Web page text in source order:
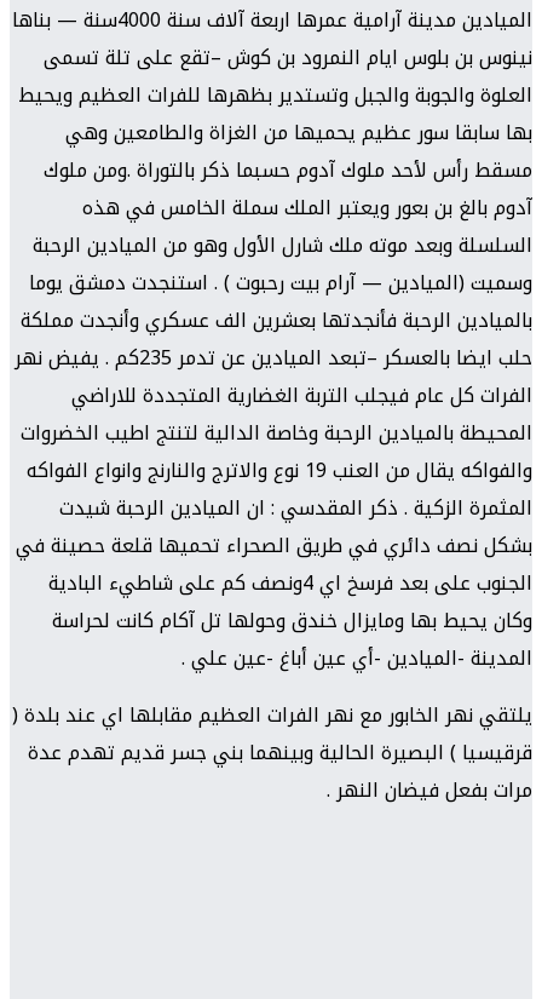
الميادين مدينة آرامية عمرها اربعة آلاف سنة 4000سنة — بناها
نينوس بن بلوس ايام النمرود بن كوش –تقع على تلة تسمى
العلوة والجوبة والجبل وتستدير بظهرها للفرات العظيم ويحيط
بها سابقا سور عظيم يحميها من الغزاة والطامعين وهي
مسقط رأس لأحد ملوك آدوم حسبما ذكر بالتوراة .ومن ملوك
آدوم بالغ بن بعور ويعتبر الملك سملة الخامس في هذه
السلسلة وبعد موته ملك شارل الأول وهو من الميادين الرحبة
وسميت (الميادين — آرام بيت رحبوت ) . استنجدت دمشق يوما
بالميادين الرحبة فأنجدتها بعشرين الف عسكري وأنجدت مملكة
حلب ايضا بالعسكر –تبعد الميادين عن تدمر 235كم . يفيض نهر
الفرات كل عام فيجلب التربة الغضارية المتجددة للاراضي
المحيطة بالميادين الرحبة وخاصة الدالية لتنتج اطيب الخضروات
والفواكه يقال من العنب 19 نوع والاترج والنارنج وانواع الفواكه
المثمرة الزكية . ذكر المقدسي : ان الميادين الرحبة شيدت
بشكل نصف دائري في طريق الصحراء تحميها قلعة حصينة في
الجنوب على بعد فرسخ اي 4ونصف كم على شاطيء البادية
وكان يحيط بها ومايزال خندق وحولها تل آكام كانت لحراسة
المدينة -الميادين -أي عين أباغ -عين علي .
يلتقي نهر الخابور مع نهر الفرات العظيم مقابلها اي عند بلدة (
قرقيسيا ) البصيرة الحالية وبينهما بني جسر قديم تهدم عدة
مرات بفعل فيضان النهر .